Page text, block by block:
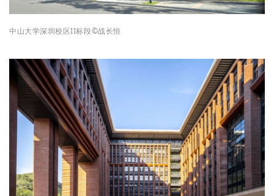
中山大学深圳校区II标段©战长恒